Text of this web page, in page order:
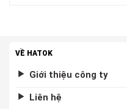
VỀ HATOK
Giới thiệu công ty
Liên hệ